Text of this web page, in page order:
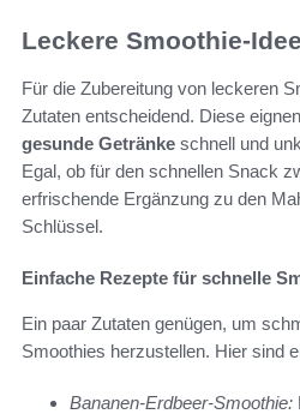
Leckere Smoothie-
Für die Zubereitung von leckeren
Zutaten entscheidend. Diese
gesunde Getränke schnell und
Egal, ob für den schnellen Snack
erfrischende Ergänzung zu den
Schlüssel.
Einfache Rezepte für schnelle
Ein paar Zutaten genügen, um
Smoothies herzustellen. Hier sind
Bananen-Erdbeer-Smoothie: